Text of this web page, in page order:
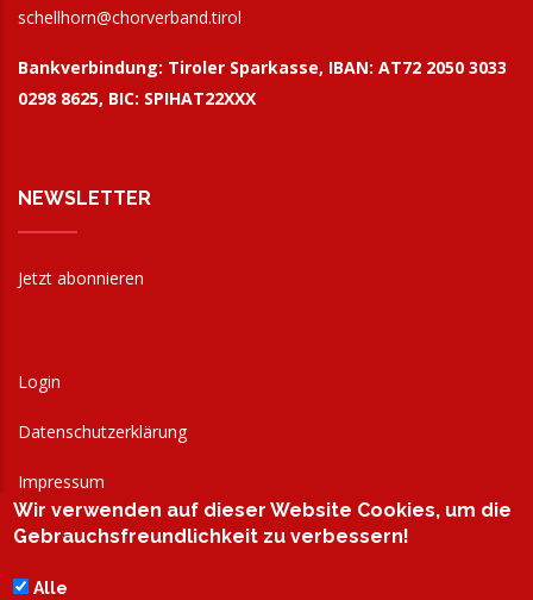
schellhorn@chorverband.tirol
Bankverbindung: Tiroler Sparkasse, IBAN: AT72 2050 3033
0298 8625, BIC: SPIHAT22XXX
NEWSLETTER
Jetzt abonnieren
Login
Datenschutzerklärung
Impressum
AGB
Wir verwenden auf dieser Website Cookies, um die
Gebrauchsfreundlichkeit zu verbessern!
Alle